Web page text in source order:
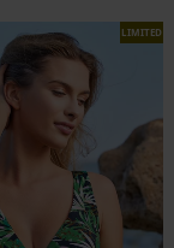
LIMITED